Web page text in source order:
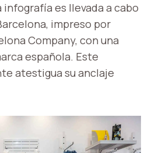
es llevada a cabo
​​impreso por
Company, con una
española. Este
atestigua su anclaje